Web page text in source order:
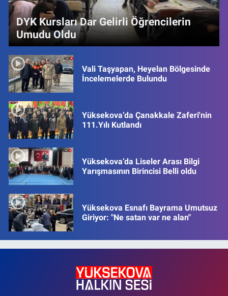
DYK Kursları Dar Gelirli Öğrencilerin
Umudu Oldu
Vali Taşyapan, Heyelan Bölgesinde
İncelemelerde Bulundu
Yüksekova’da Çanakkale Zaferi'nin
111.Yılı Kutlandı
Yüksekova’da Liseler Arası Bilgi
Yarışmasının Birincisi Belli oldu
Yüksekova Esnafı Bayrama Umutsuz
Giriyor: "Ne satan var ne alan"